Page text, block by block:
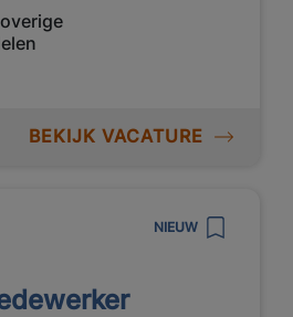
BEKIJK VACATURE
NIEUW